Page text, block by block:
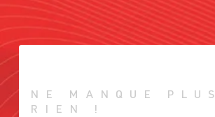
NE MANQUE PLUS
RIEN !